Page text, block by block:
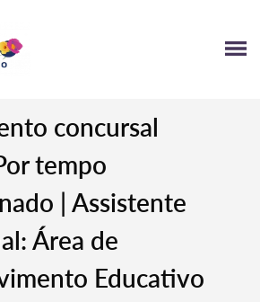
concursal
tempo
| Assistente
Área de
Educativo